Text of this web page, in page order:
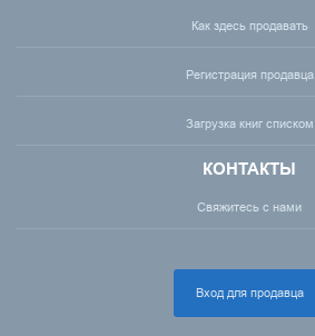
Как здесь продавать
Регистрация продавца
Загрузка книг списком
КОНТАКТЫ
Свяжитесь с нами
Вход для продавца